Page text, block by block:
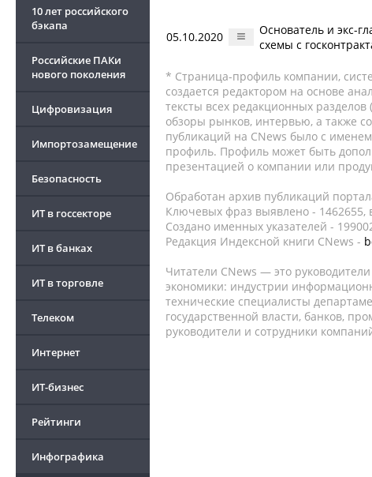
10 лет российского
бэкапа
Российские ПАКи
нового поколения
Цифровизация
Импортозамещение
Безопасность
ИТ в госсекторе
ИТ в банках
ИТ в торговле
Телеком
Интернет
ИТ-бизнес
Рейтинги
Инфографика
05.10.2020
Основатель и экс-
схемы с
* Страница-профиль компании,
создается редактором на основе
тексты всех редакционных разделов (
обзоры рынков, интервью, а также
публикаций на CNews было с
профиль. Профиль может быть
презентацией о компании или
Обработан архив публикаций
Ключевых фраз выявлено - 1462655,
Создано именных указателей -
Редакция Индексной книги CNews -
Читатели CNews — это
экономики: индустрии
технические специалисты
государственной власти, банков,
руководители и сотрудники